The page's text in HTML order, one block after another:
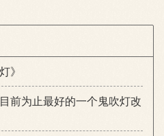
》
前为止最好的一个鬼吹灯改